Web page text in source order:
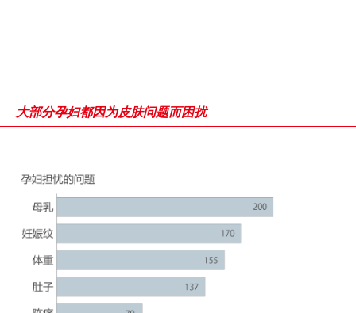
大部分孕妇都因为皮肤问题而困扰